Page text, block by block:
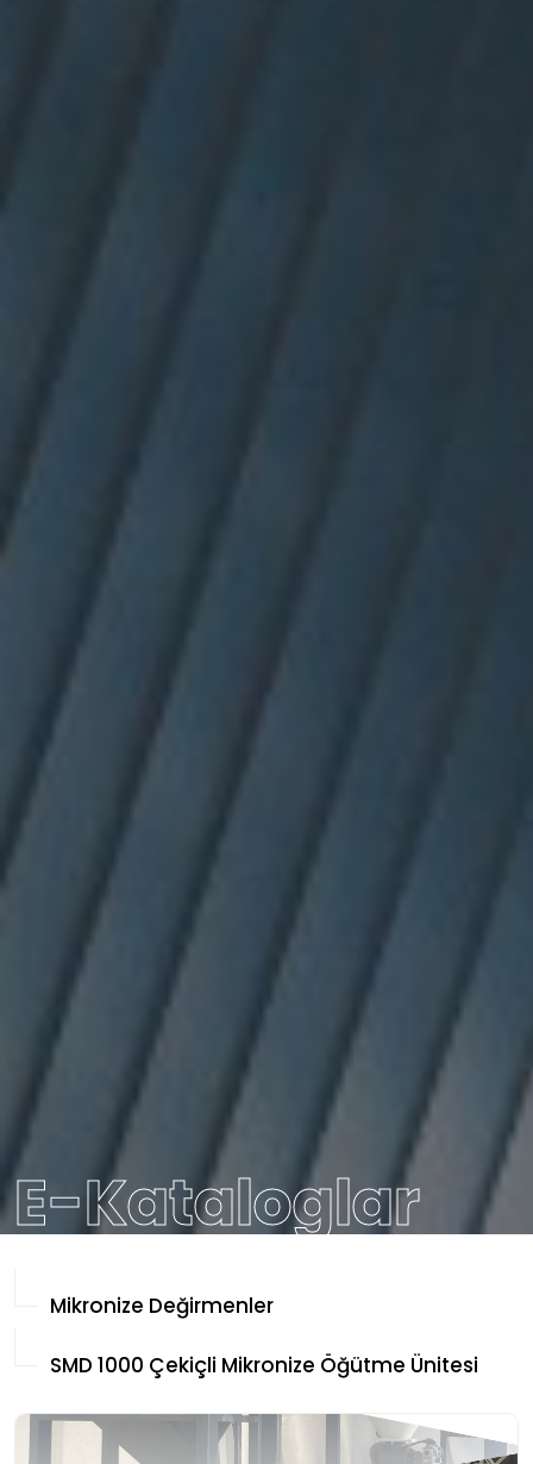
E-Kataloglar
Mikronize Değirmenler
SMD 1000 Çekiçli Mikronize Öğütme Ünitesi